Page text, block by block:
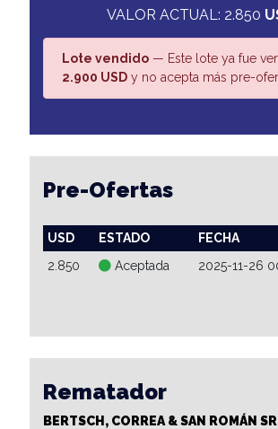
VALOR ACTUAL: 2.850
Lote vendido — Este lote ya fue
2.900 USD y no acepta más pre-
Pre-Ofertas
USD ESTADO
FECHA
2.850
Aceptada 2025-11-26
Rematador
BERTSCH, CORREA & SAN ROMÁN